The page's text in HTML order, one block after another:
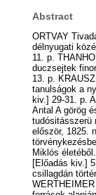
Abstract
ORTVAY
délnyugati
11. p.
duczsejtek
13. p.
tanulságok a
kiv.] 29-31. p.
Antal A görög
tudósitásszerü
először, 1825.
Miklós
[Előadás kiv.]
csillagdán